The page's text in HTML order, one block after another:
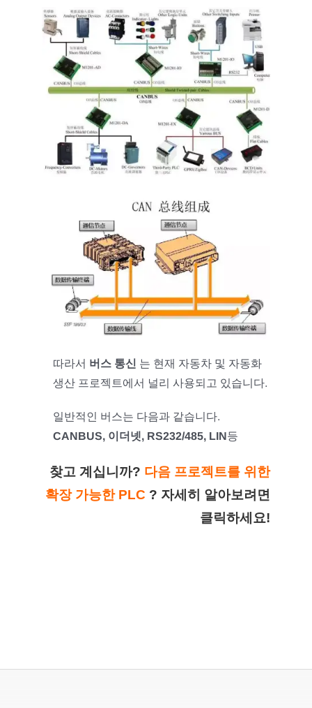
따라서 버스 통신 는 현재 자동차 및 자동화
생산 프로젝트에서 널리 사용되고 있습니다.
일반적인 버스는 다음과 같습니다.
CANBUS, 이더넷, RS232/485, LIN 등
찾고 계십니까? 다음 프로젝트를 위한
확장 가능한 PLC ? 자세히 알아보려면
클릭하세요!